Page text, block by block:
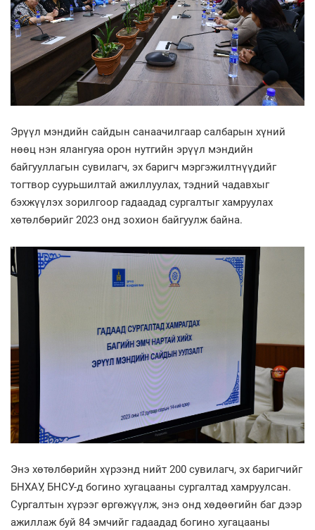
Эрүүл мэндийн сайдын санаачилгаар салбарын хүний
нөөц нэн ялангуяа орон нутгийн эрүүл мэндийн
байгууллагын сувилагч, эх баригч мэргэжилтнүүдийг
тогтвор суурьшилтай ажиллуулах, тэдний чадавхыг
бэхжүүлэх зорилгоор гадаадад сургалтыг хамруулах
хөтөлбөрийг 2023 онд зохион байгуулж байна.
Энэ хөтөлбөрийн хүрээнд нийт 200 сувилагч, эх баригчийг
БНХАУ, БНСУ-д богино хугацааны сургалтад хамруулсан.
Сургалтын хүрээг өргөжүүлж, энэ онд хөдөөгийн баг дээр
ажиллаж буй 84 эмчийг гадаадад богино хугацааны